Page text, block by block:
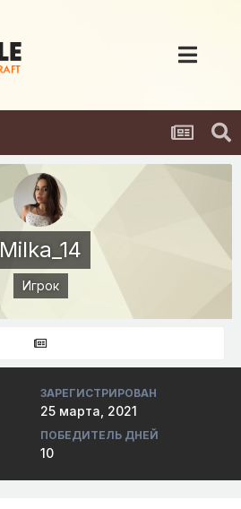
Milka_14
Игрок
ЗАРЕГИСТРИРОВАН
25 марта, 2021
ПОБЕДИТЕЛЬ ДНЕЙ
10